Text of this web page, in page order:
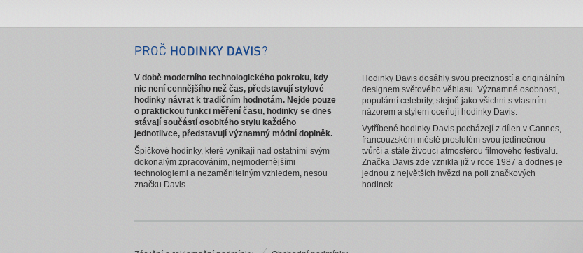
V době moderního technologického pokroku, kdy
nic není cennějšího než čas, představují stylové
hodinky návrat k tradičním hodnotám. Nejde pouze
o praktickou funkci měření času, hodinky se dnes
stávají součástí osobitého stylu každého
jednotlivce, představují významný módní doplněk.
Špičkové hodinky, které vynikají nad ostatními svým
dokonalým zpracováním, nejmodernějšími
technologiemi a nezaměnitelným vzhledem, nesou
značku Davis.
Hodinky Davis dosáhly svou precizností a originálním
designem světového věhlasu. Významné osobnosti,
populární celebrity, stejně jako všichni s vlastním
názorem a stylem oceňují hodinky Davis.
Vytříbené hodinky Davis pocházejí z dílen v Cannes,
francouzském městě proslulém svou jedinečnou
tvůrčí a stále živoucí atmosférou filmového festivalu.
Značka Davis zde vznikla již v roce 1987 a dodnes je
jednou z největších hvězd na poli značkových
hodinek.